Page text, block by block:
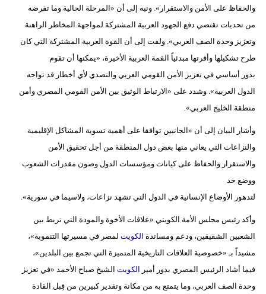
والحفاظ على الأمن والاستقرار». ونبه إلى أن «المرحلة الحالية وما تفرضه
من تحديات تقتضي دفع الجهود العربية المشتركة لمواجهة المخاطر الراهنة
وتعزيز وحدة الصف العربي». ولفت إلى أن القوة العربية المشتركة التي كان
طرح تشكيلها وأقرتها مبدئياً القمة العربية الأخيرة، «يمكنها أن تقوم
بدور أساسي في تعزيز الأمن القومي العربي والتصدي لأي أخطار قد تواجه
الدول العربية». وشدد على «الارتباط الوثيق بين الأمن القومي المصري وأمن
منطقة الخليج العربي».
وأشار البيان إلى أن «الجانبين توافقا على أهمية تسوية المشاكل الإقليمية
والنزاعات التي يعاني منها بعض دول المنطقة من أجل تحقيق الأمن
والاستقرار والحفاظ على كيانات ومؤسسات الدول وصون مقدرات الشعوب
ووضع حد
لتدهور الأوضاع الإنسانية في الدول التي تشهد نزاعات، ولاسيما في سورية».
وأكد رئيس مجلس الأمة الكويتي «علاقات الأخوة والمودة التي تربط بين
الشعبين الشقيقين، ودعم ومساندة الكويت لمصر في مسيرتها التنموية»،
مشيداً بـ «خصوصية العلاقات التاريخية المتميزة التي تجمع بين البلدين»،
فيما أشاد الرئيس المصري بدور أمير الكويت الشيخ صباح الأحمد «في تعزيز
وحدة الصف العربي، وما يتمتع به من مكانة وتقدير كبيرين من قِبل القادة